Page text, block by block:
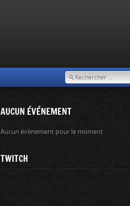
AUCUN ÉVÉNEMENT
Aucun événement pour le moment
TWITCH